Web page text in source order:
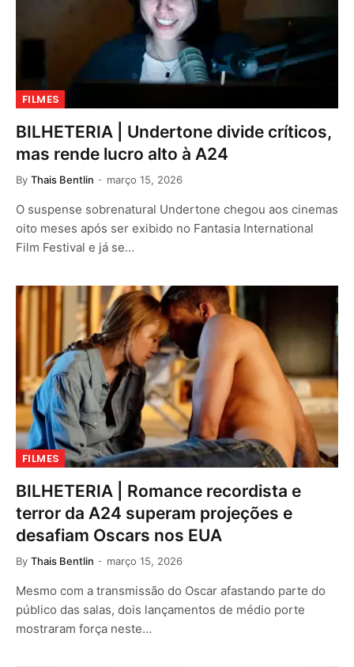
FILMES
BILHETERIA | Undertone divide críticos,
mas rende lucro alto à A24
By Thais Bentlin março 15, 2026
O suspense sobrenatural Undertone chegou aos cinemas
oito meses após ser exibido no Fantasia International
Film Festival e já se…
FILMES
BILHETERIA | Romance recordista e
terror da A24 superam projeções e
desafiam Oscars nos EUA
By Thais Bentlin março 15, 2026
Mesmo com a transmissão do Oscar afastando parte do
público das salas, dois lançamentos de médio porte
mostraram força neste…